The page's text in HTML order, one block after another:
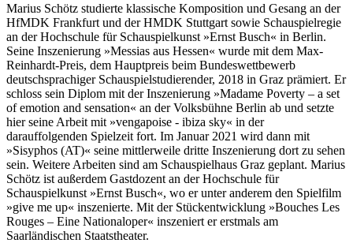
Marius Schötz studierte klassische Komposition und Gesang an der
HfMDK Frankfurt und der HMDK Stuttgart sowie Schauspielregie
an der Hochschule für Schauspielkunst »Ernst Busch« in Berlin.
Seine Inszenierung »Messias aus Hessen« wurde mit dem Max-
Reinhardt-Preis, dem Hauptpreis beim Bundeswettbewerb
deutschsprachiger Schauspielstudierender, 2018 in Graz prämiert. Er
schloss sein Diplom mit der Inszenierung »Madame Poverty – a set
of emotion and sensation« an der Volksbühne Berlin ab und setzte
hier seine Arbeit mit »vengapoise - ibiza sky« in der
darauffolgenden Spielzeit fort. Im Januar 2021 wird dann mit
»Sisyphos (AT)« seine mittlerweile dritte Inszenierung dort zu sehen
sein. Weitere Arbeiten sind am Schauspielhaus Graz geplant. Marius
Schötz ist außerdem Gastdozent an der Hochschule für
Schauspielkunst »Ernst Busch«, wo er unter anderem den Spielfilm
»give me up« inszenierte. Mit der Stückentwicklung »Bouches Les
Rouges – Eine Nationaloper« inszeniert er erstmals am
Saarländischen Staatstheater.